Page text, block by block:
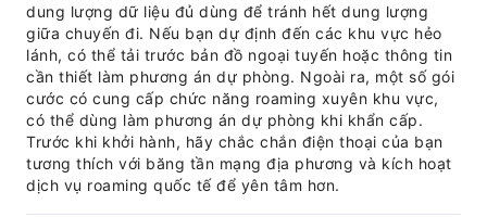
dung lượng dữ liệu đủ dùng để tránh hết dung lượng
giữa chuyến đi. Nếu bạn dự định đến các khu vực hẻo
lánh, có thể tải trước bản đồ ngoại tuyến hoặc thông tin
cần thiết làm phương án dự phòng. Ngoài ra, một số gói
cước có cung cấp chức năng roaming xuyên khu vực,
có thể dùng làm phương án dự phòng khi khẩn cấp.
Trước khi khởi hành, hãy chắc chắn điện thoại của bạn
tương thích với băng tần mạng địa phương và kích hoạt
dịch vụ roaming quốc tế để yên tâm hơn.